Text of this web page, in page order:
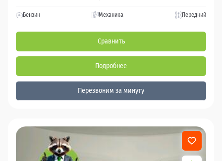
Бензин Механика Передний
Сравнить
Подробнее
Перезвоним за минуту